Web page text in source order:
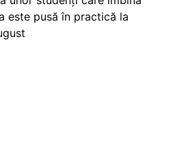
este pusă în practică la